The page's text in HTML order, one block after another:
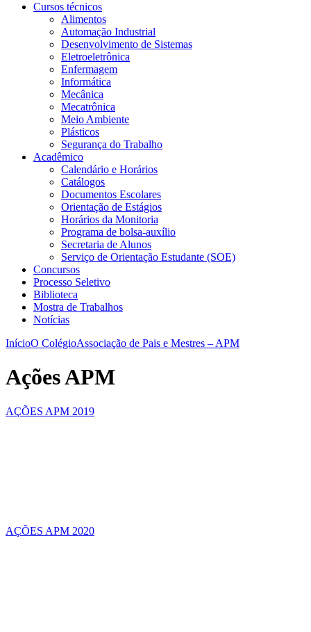
Cursos técnicos
Alimentos
Automação Industrial
Desenvolvimento de Sistemas
Eletroeletrônica
Enfermagem
Informática
Mecânica
Mecatrônica
Meio Ambiente
Plásticos
Segurança do Trabalho
Acadêmico
Calendário e Horários
Catálogos
Documentos Escolares
Orientação de Estágios
Horários da Monitoria
Programa de bolsa-auxílio
Secretaria de Alunos
Serviço de Orientação Estudante (SOE)
Concursos
Processo Seletivo
Biblioteca
Mostra de Trabalhos
Notícias
InícioO ColégioAssociação de Pais e Mestres – APM
Ações APM
AÇÕES APM 2019
AÇÕES APM 2020